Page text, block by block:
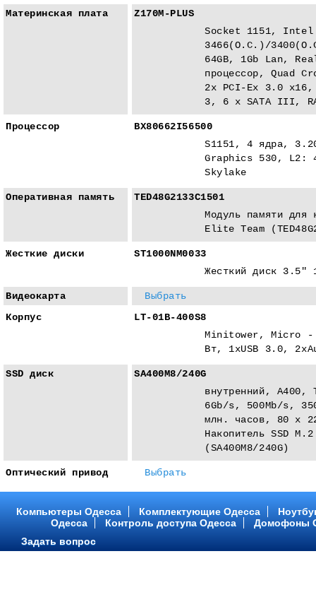
Материнская плата
Z170M-PLUS
Socket 1151, Intel
3466(O.C.)/
64GB, 1Gb Lan,
процессор, Quad
2x PCI-Eх 3.0
3, 6 x SATA III,
Процессор
BX80662I56500
S1151, 4 ядра,
Graphics 530, L2:
Skylake
Оперативная память
TED48G2133C1501
Модуль памяти для
Elite Team
Жесткие диски
ST1000NM0033
Жесткий диск 3.5"
Видеокарта
Выбрать
Корпус
LT-01B-400S8
Minitower, Micro -
Вт, 1xUSB 3.0,
SSD диск
SA400M8/240G
внутренний, A400,
6Gb/s, 500Mb/s,
млн. часов, 80 x
Накопитель SSD
(SA400M8/240G)
Оптический привод Выбрать
Компьютеры Одесса Комплектующие Одесса
Одесса
Контроль доступа Одесса
Домофоны
Задать вопрос